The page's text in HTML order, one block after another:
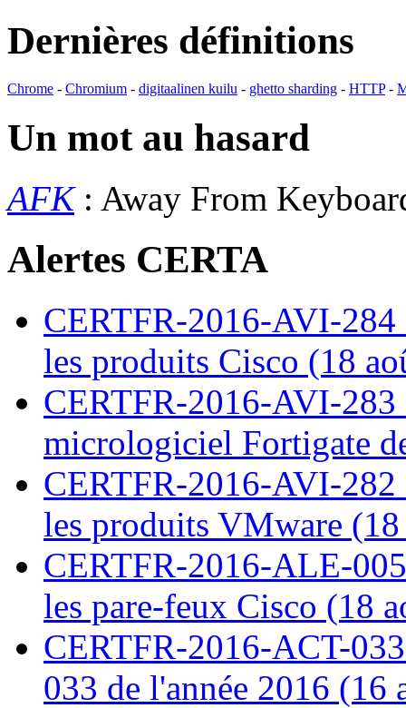
Dernières définitions
Chrome - Chromium - digitaalinen kuilu - ghetto sharding - HTTP-
Un mot au hasard
AFK: Away From
Alertes CERTA
CERTFR-2016-AVI-
les produits Cisco (18
CERTFR-2016-AVI-
micrologiciel Fortigate
CERTFR-2016-AVI-
les produits VMware
CERTFR-2016-ALE-
les pare-feux Cisco (18
CERTFR-2016-ACT-
033 de l'année 2016 (16